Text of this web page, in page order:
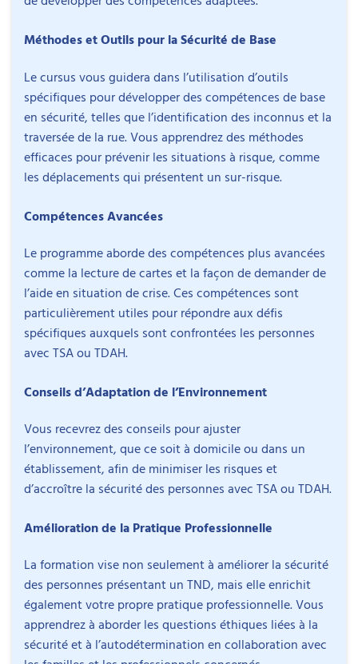
Méthodes et Outils pour la Sécurité de Base
Le cursus vous guidera dans l’utilisation d’outils
spécifiques pour développer des compétences de base
en sécurité, telles que l’identification des inconnus et la
traversée de la rue. Vous apprendrez des méthodes
efficaces pour prévenir les situations à risque, comme
les déplacements qui présentent un sur-risque.
Compétences Avancées
Le programme aborde des compétences plus avancées
comme la lecture de cartes et la façon de demander de
l’aide en situation de crise. Ces compétences sont
particulièrement utiles pour répondre aux défis
spécifiques auxquels sont confrontées les personnes
avec TSA ou TDAH.
Conseils d’Adaptation de l’Environnement
Vous recevrez des conseils pour ajuster
l’environnement, que ce soit à domicile ou dans un
établissement, afin de minimiser les risques et
d’accroître la sécurité des personnes avec TSA ou TDAH.
Amélioration de la Pratique Professionnelle
La formation vise non seulement à améliorer la sécurité
des personnes présentant un TND, mais elle enrichit
également votre propre pratique professionnelle. Vous
apprendrez à aborder les questions éthiques liées à la
sécurité et à l’autodétermination en collaboration avec